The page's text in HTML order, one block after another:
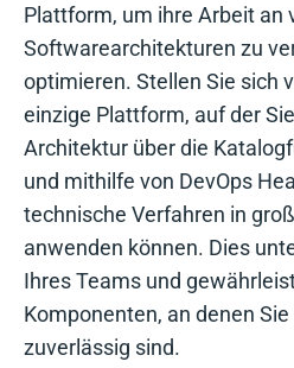
Plattform, um ihre Arbeit an
Softwarearchitekturen zu
optimieren. Stellen Sie sich
einzige Plattform, auf der
Architektur über die
und mithilfe von DevOps
technische Verfahren in
anwenden können. Dies
Ihres Teams und
Komponenten, an denen
zuverlässig sind.